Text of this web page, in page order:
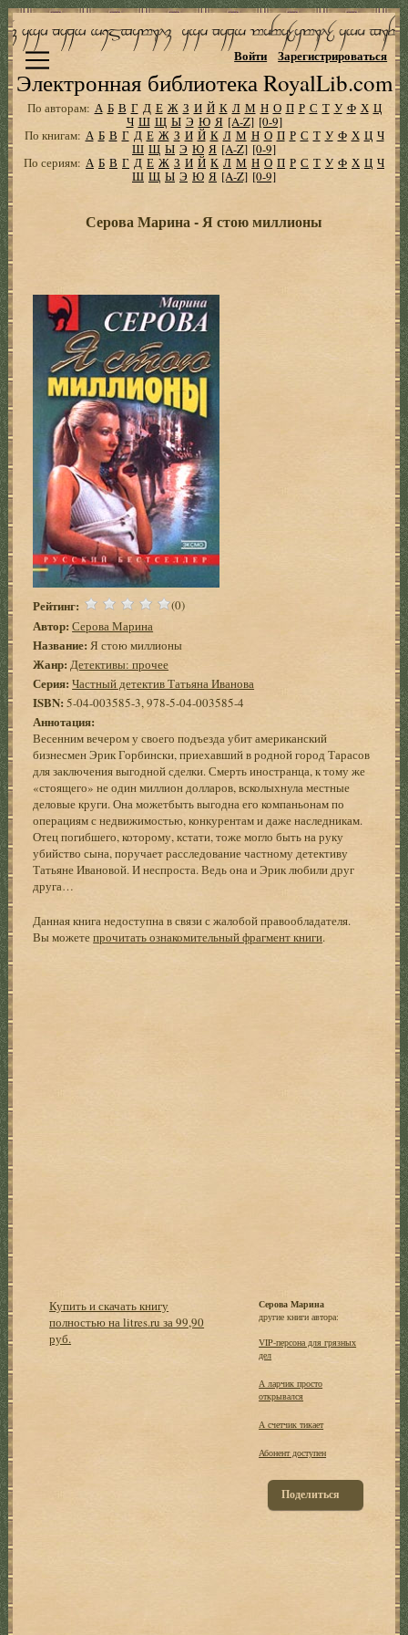
Электронная библиотека RoyalLib.com
Войти Зарегистрироваться
По авторам: А Б В Г Д Е Ж З И Й К Л М Н О П Р С Т У Ф Х Ц
Ч Ш Щ Ы Э Ю Я [A-Z] [0-9]
По книгам: А Б В Г Д Е Ж З И Й К Л М Н О П Р С Т У Ф Х Ц Ч
Ш Щ Ы Э Ю Я [A-Z] [0-9]
По сериям: А Б В Г Д Е Ж З И Й К Л М Н О П Р С Т У Ф Х Ц Ч
Ш Щ Ы Э Ю Я [A-Z] [0-9]
Серова Марина - Я стою миллионы
Рейтинг: (0)
Автор: Серова Марина
Название: Я стою миллионы
Жанр: Детективы: прочее
Серия: Частный детектив Татьяна Иванова
ISBN: 5-04-003585-3, 978-5-04-003585-4
Аннотация:
Весенним вечером у своего подъезда убит американский
бизнесмен Эрик Горбински, приехавший в родной город Тарасов
для заключения выгодной сделки. Смерть иностранца, к тому же
«стоящего» не один миллион долларов, всколыхнула местные
деловые круги. Она можетбыть выгодна его компаньонам по
операциям с недвижимостью, конкурентам и даже наследникам.
Отец погибшего, которому, кстати, тоже могло быть на руку
убийство сына, поручает расследование частному детективу
Татьяне Ивановой. И неспроста. Ведь она и Эрик любили друг
друга…
Данная книга недоступна в связи с жалобой правообладателя.
Вы можетепрочитать ознакомительный фрагмент книги.
Купить и скачать книгу
полностью на litres.ru за 99,90
руб.
Серова Марина
другие книги автора:
VIP-персона для грязных
дел
А ларчик просто
открывался
А счетчик тикает
Абонент доступен
Поделиться